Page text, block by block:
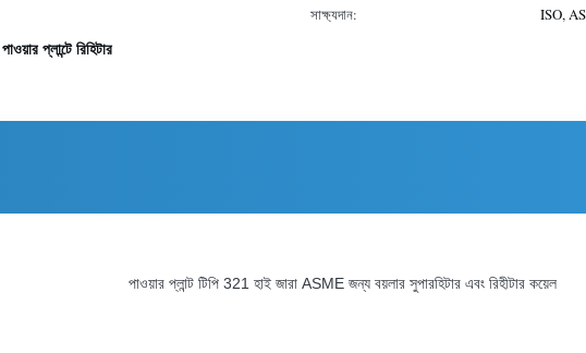
সাক্ষ্যদান:
ISO,
পাওয়ার প্লান্টে রিহিটার
পাওয়ার প্লান্ট টিপি 321 হাই জারা ASME জন্য বয়লার সুপারহিটার এবং রিহীটার কয়েল